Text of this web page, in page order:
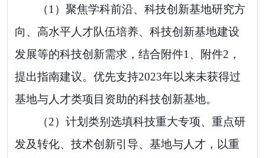
（1 ） 聚焦学科前沿、科技创新基地研究方
向、高水平人才队伍培养、科技创新基地建设
发展等的科技创新需求，结合附件1 、附件2 ，
提出指南建议。 优先支持2023年以来未获得过
基地与人才类项目资助的科技创新基地。
（2）计划类别选填科技重大专项、重点研
发及转化、技术创新引导、基地与人才， 以重